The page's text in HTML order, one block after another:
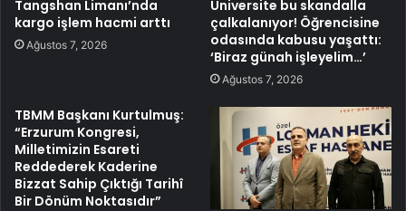
Tangshan Limanı’nda
kargo işlem hacmi arttı
Ağustos 7, 2026
Üniversite bu skandalla
çalkalanıyor! Öğrencisine
odasında kabusu yaşattı:
‘Biraz günah işleyelim…’
Ağustos 7, 2026
TBMM Başkanı Kurtulmuş:
“Erzurum Kongresi,
Milletimizin Esareti
Reddederek Kaderine
Bizzat Sahip Çıktığı Tarihî
Bir Dönüm Noktasıdır”